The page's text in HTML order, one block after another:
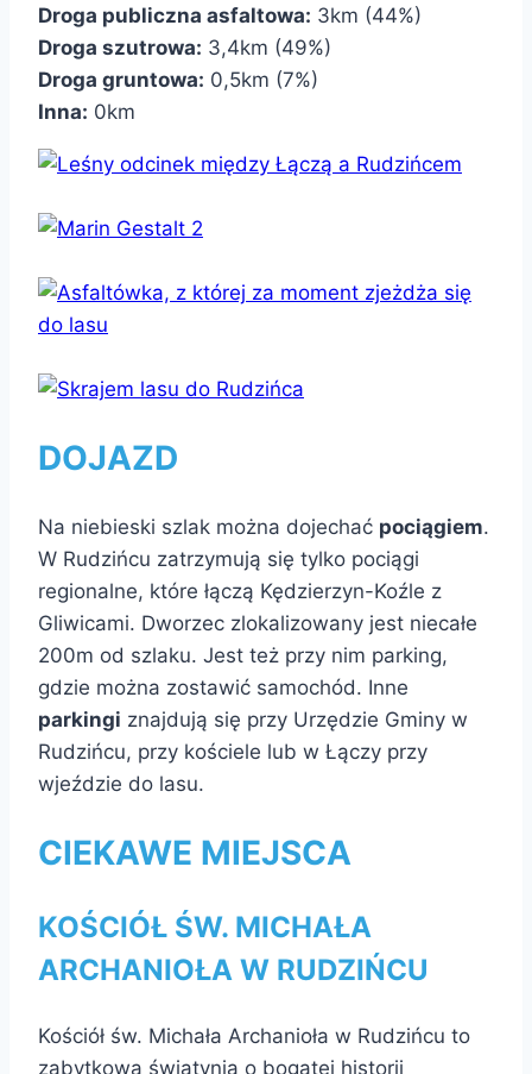
Droga publiczna asfaltowa: 3km (44%)
Droga szutrowa: 3,4km (49%)
Droga gruntowa: 0,5km (7%)
Inna: 0km
DOJAZD
Na niebieski szlak można dojechać pociągiem.
W Rudzińcu zatrzymują się tylko pociągi
regionalne, które łączą Kędzierzyn-Koźle z
Gliwicami. Dworzec zlokalizowany jest niecałe
200m od szlaku. Jest też przy nim parking,
gdzie można zostawić samochód. Inne
parkingi znajdują się przy Urzędzie Gminy w
Rudzińcu, przy kościele lub w Łączy przy
wjeździe do lasu.
CIEKAWE MIEJSCA
KOŚCIÓŁ ŚW. MICHAŁA
ARCHANIOŁA W RUDZIŃCU
Kościół św. Michała Archanioła w Rudzińcu to
zabytkowa świątynia o bogatej historii